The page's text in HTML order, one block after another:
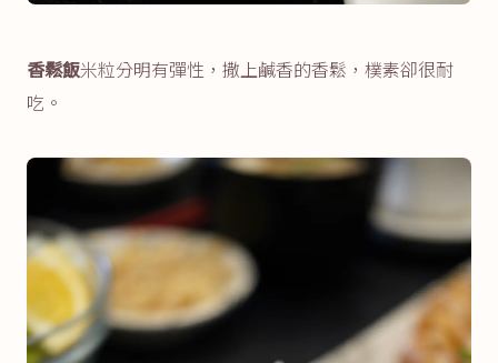
香鬆飯米粒分明有彈性，撒上鹹香的香鬆，樸素卻很耐
吃。